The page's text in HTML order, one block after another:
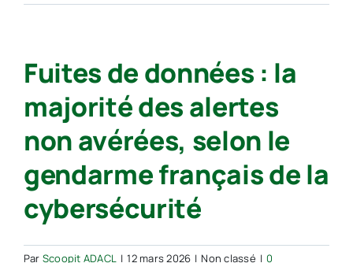
lutte
de
données,
priorité
de
la
nouvelle
feuille
de
SSI
Fuites de données : la
majorité des alertes
non avérées, selon le
gendarme français de la
cybersécurité
Par Scoopit ADACL | 12 mars 2026 | Non classé | 0